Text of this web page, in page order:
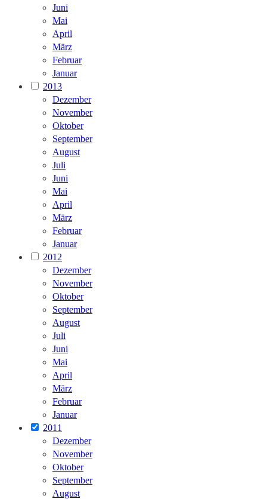
Juni
Mai
April
März
Februar
Januar
2013
Dezember
November
Oktober
September
August
Juli
Juni
Mai
April
März
Februar
Januar
2012
Dezember
November
Oktober
September
August
Juli
Juni
Mai
April
März
Februar
Januar
2011
Dezember
November
Oktober
September
August